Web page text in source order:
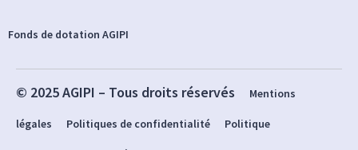
Fonds de dotation AGIPI
© 2025 AGIPI – Tous droits réservés Mentions
légales Politiques de confidentialité Politique